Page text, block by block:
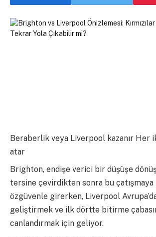
Beraberlik veya Liverpool kazanır Her
atar
Brighton, endişe verici bir düşüşe
tersine çevirdikten sonra bu
özgüvenle girerken, Liverpool
geliştirmek ve ilk dörtte bitirme
canlandırmak için geliyor.